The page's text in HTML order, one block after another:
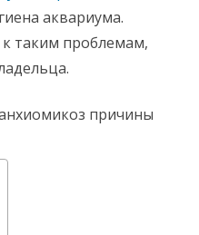
аквариума.
таким проблемам,